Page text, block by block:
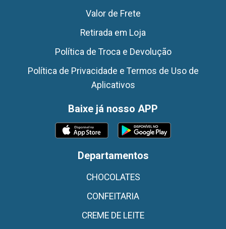
Valor de Frete
Retirada em Loja
Política de Troca e Devolução
Política de Privacidade e Termos de Uso de
Aplicativos
Baixe já nosso APP
Departamentos
CHOCOLATES
CONFEITARIA
CREME DE LEITE